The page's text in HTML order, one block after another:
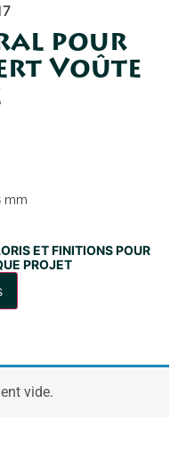
pour
Voûte
mm
ET FINITIONS POUR
PROJET
vide.